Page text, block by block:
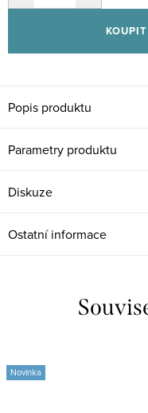
KOUPIT
Popis produktu
Parametry produktu
Diskuze
Ostatní informace
Novinka